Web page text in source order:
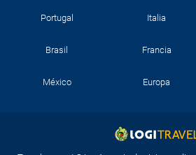
Portugal Italia
Brasil Francia
México Europa